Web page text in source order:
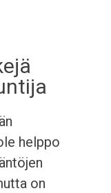
helppo
on